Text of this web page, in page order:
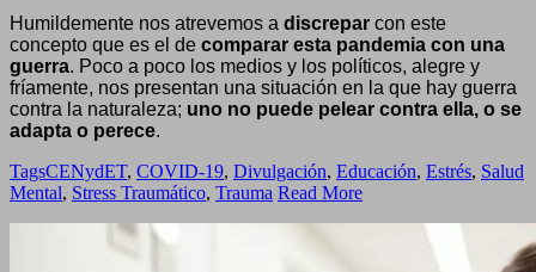
Estamos
en
Guerra?
Humildemente nos atrevemos a discrepar con este
concepto que es el de comparar esta pandemia con una
guerra. Poco a poco los medios y los políticos, alegre y
fríamente, nos presentan una situación en la que hay guerra
contra la naturaleza; uno no puede pelear contra ella, o se
adapta o perece.
TagsCENydET, COVID-19, Divulgación, Educación, Estrés, Salud
Mental, Stress Traumático, Trauma Read More